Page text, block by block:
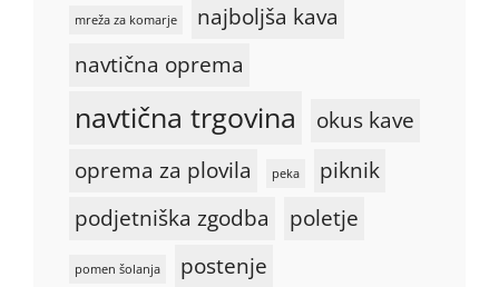
mreža za komarje
najboljša kava
navtična oprema
navtična trgovina
okus kave
oprema za plovila
peka
piknik
podjetniška zgodba
poletje
pomen šolanja postenje